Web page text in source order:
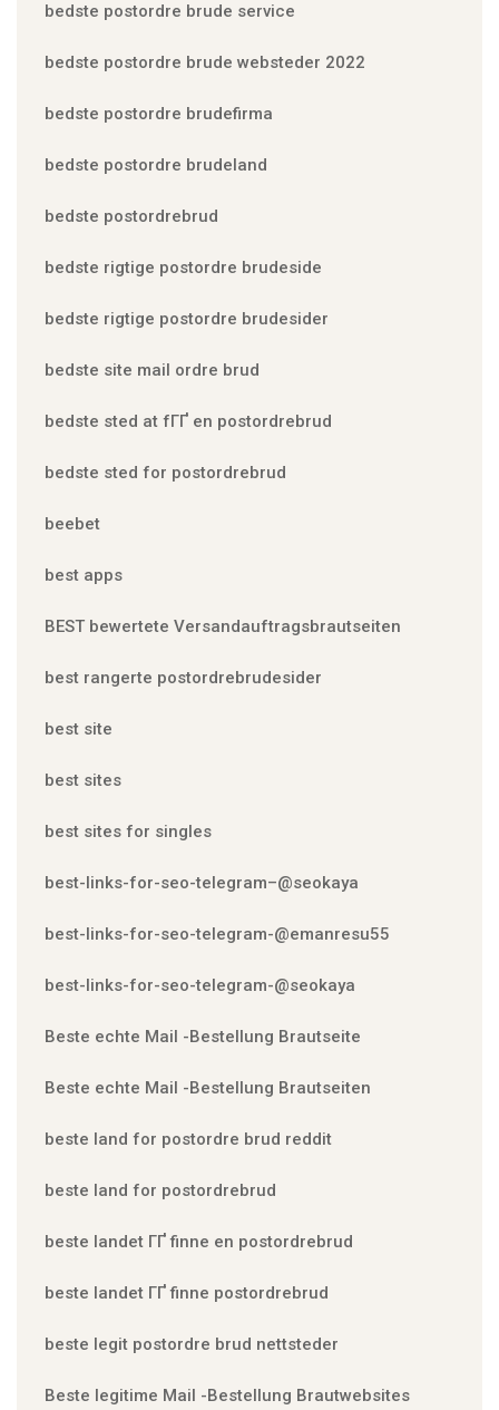
bedste postordre brude service
bedste postordre brude websteder 2022
bedste postordre brudefirma
bedste postordre brudeland
bedste postordrebrud
bedste rigtige postordre brudeside
bedste rigtige postordre brudesider
bedste site mail ordre brud
bedste sted at fГҐ en postordrebrud
bedste sted for postordrebrud
beebet
best apps
BEST bewertete Versandauftragsbrautseiten
best rangerte postordrebrudesider
best site
best sites
best sites for singles
best-links-for-seo-telegram–@seokaya
best-links-for-seo-telegram-@emanresu55
best-links-for-seo-telegram-@seokaya
Beste echte Mail -Bestellung Brautseite
Beste echte Mail -Bestellung Brautseiten
beste land for postordre brud reddit
beste land for postordrebrud
beste landet ГҐ finne en postordrebrud
beste landet ГҐ finne postordrebrud
beste legit postordre brud nettsteder
Beste legitime Mail -Bestellung Brautwebsites